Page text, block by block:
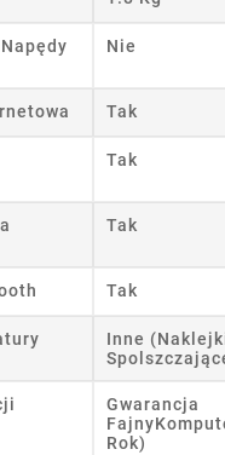
Nie
Tak
Tak
Tak
Tak
Inne
Gwarancja
Rok)